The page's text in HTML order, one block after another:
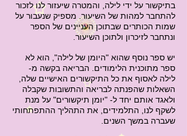
בתיקשור על ידי לילה, והמטרה שיעזור לנו לזכור
להתחבר למהות של השיעור. מספיק שנעבור על
שמות הכותרים שבתוכן העניינים של הספר
ונתחבר לזיכרון ולתוכן השיעור.
יש ספר נוסף שהוא "היומן של לילה", הוא לא
ספר מתוכנית הלימודים. הבריאה בקשה מ-
לילה לאסוף את כל התיקשורים האישיים שלה,
השאלות שהפנתה לבריאה והתשובות שקבלה
ולאגד אותם יחד ל- "יומן תיקשורים" על מנת
לשקף לנו, התלמידים, את התהליך ההתפתחותי
שעברה במשך השנים.